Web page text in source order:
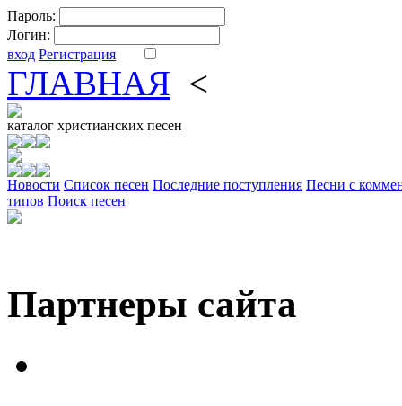
Пароль:
Логин:
вход Регистрация
ГЛАВНАЯ <
каталог христианских песен
Новости Cписок песен Последние поступления Песни с
типов Поиск песен
Партнеры сайта